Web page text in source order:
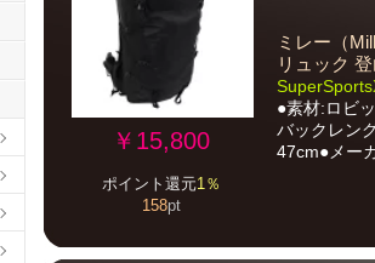
￥15,800
ポイント還元1％
158pt
ミレー（
リュック
●素材:ロビ
バックレン
47cm●メー